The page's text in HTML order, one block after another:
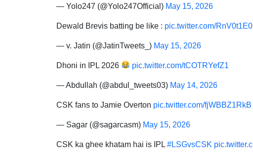
— Yolo247 (@Yolo247Official) May 15, 2026
Dewald Brevis batting be like : pic.twitter.com/
— v. Jatin (@JatinTweets_) May 15, 2026
Dhoni in IPL 2026 pic.twitter.com/tCOTRYefZ1
— Abdullah (@abdul_tweets03) May 14, 2026
CSK fans to Jamie Overton pic.twitter.com/fjWBBZ1RkB
— Sagar (@sagarcasm) May 15, 2026
CSK ka ghee khatam hai is IPL #LSGvsCSK